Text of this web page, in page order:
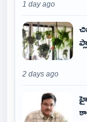
1 day ago
2 days ago